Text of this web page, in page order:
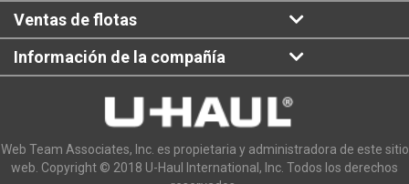
Ventas de flotas
Información de la compañía
Web Team Associates, Inc. es propietaria y administradora de este sitio
web. Copyright © 2018 U-Haul International, Inc. Todos los derechos